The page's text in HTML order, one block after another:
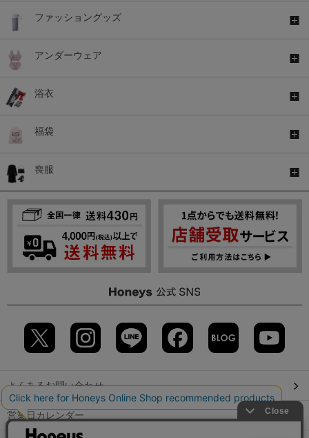
ファッショングッズ
アンダーウェア
浴衣
福袋
喪服
よくあるお問い合わせ
営業日カレンダー